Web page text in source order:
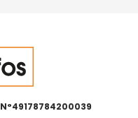
N°49178784200039